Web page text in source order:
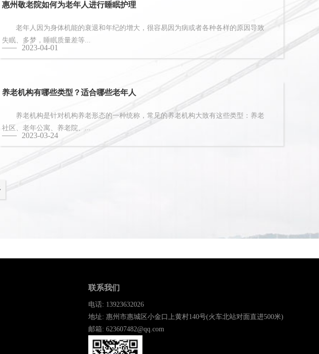
惠州敬老院如何为老年人进行睡眠护理
老年人因为身体机能的衰退和年纪的增大，很容易因为病或者各种各样的原因导致
失眠、多梦，睡眠质量差等...
2023-04-01
养老机构有哪些类型？适合哪些老年人
养老机构是针对机构养老形态的一种统称，常见的养老机构大致有这些类型：养老
社区、老年公寓、养老院、...
2023-03-24
联系我们
电话: 13923632026
地址: 惠州市惠城区小金口上黄村140号(火车北站对面直进500米)
邮箱: 623607482@qq.com